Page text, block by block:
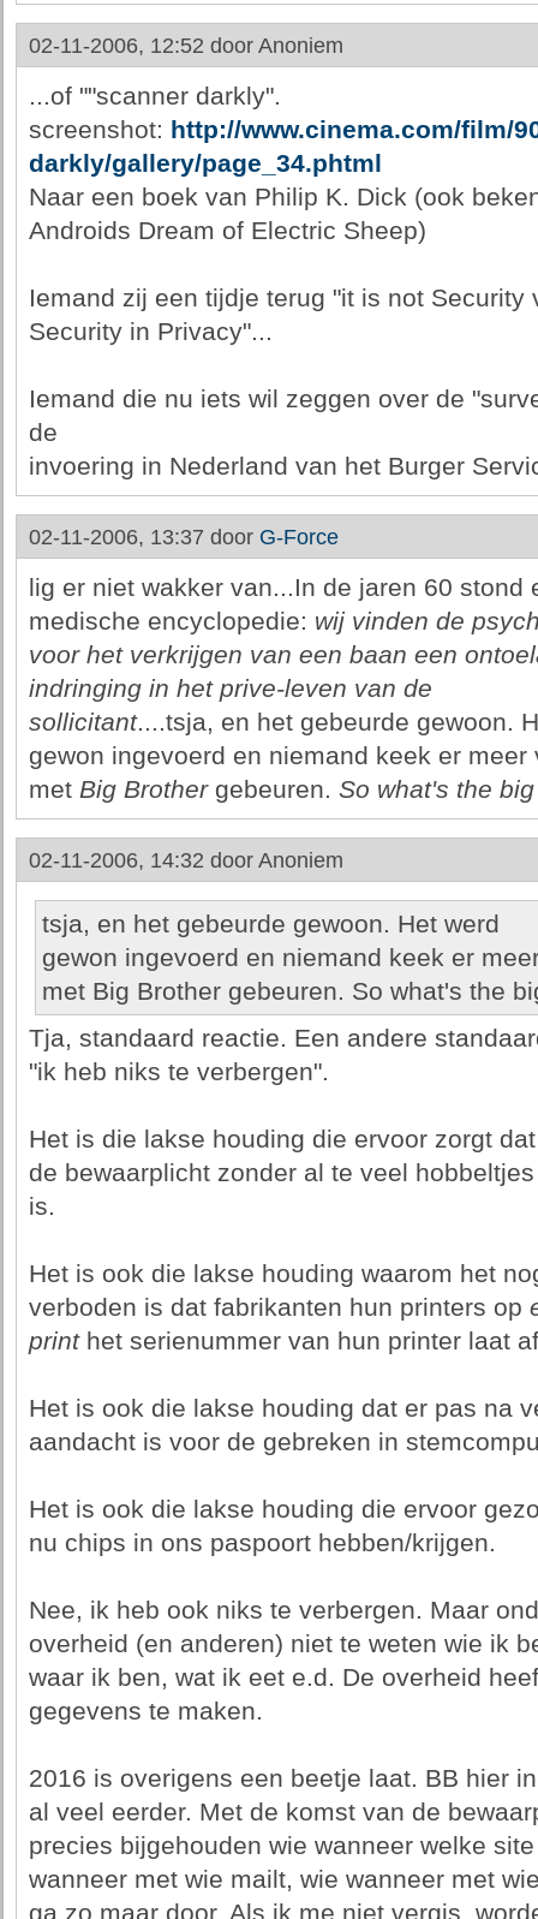
02-11-2006, 12:52 door Anoniem
...of ""scanner darkly".
screenshot: http://www.cinema.com/film/
darkly/gallery/page_34.phtml
Naar een boek van Philip K. Dick (ook
Androids Dream of Electric Sheep)
Iemand zij een tijdje terug "it is not Security
Security in Privacy"...
Iemand die nu iets wil zeggen over de
de
invoering in Nederland van het Burger
02-11-2006, 13:37 door G-Force
lig er niet wakker van...In de jaren 60 stond
medische encyclopedie: wij vinden de
voor het verkrijgen van een baan een
indringing in het prive-leven van de
sollicitant....tsja, en het gebeurde gewoon.
gewon ingevoerd en niemand keek er meer
met Big Brothergebeuren. So what's the
02-11-2006, 14:32 door Anoniem
tsja, en het gebeurde gewoon. Het werd
gewon ingevoerd en niemand keek er
met Big Brother gebeuren. So what's the
Tja, standaard reactie. Een andere
"ik heb niks te verbergen".
Het is die lakse houding die ervoor zorgt
de bewaarplicht zonder al te veel
is.
Het is ook die lakse houding waarom het
verboden is dat fabrikanten hun printers op
printhet serienummer van hun printer laat
Het is ook die lakse houding dat er pas na
aandacht is voor de gebreken in
Het is ook die lakse houding die ervoor
nu chips in ons paspoort hebben/krijgen.
Nee, ik heb ook niks te verbergen. Maar
overheid (en anderen) niet te weten wie ik
waar ik ben, wat ik eet e.d. De overheid
gegevens te maken.
2016 is overigens een beetje laat. BB hier
al veel eerder. Met de komst van de
precies bijgehouden wie wanneer welke
wanneer met wie mailt, wie wanneer met
ga zo maar door. Als ik me niet vergis,